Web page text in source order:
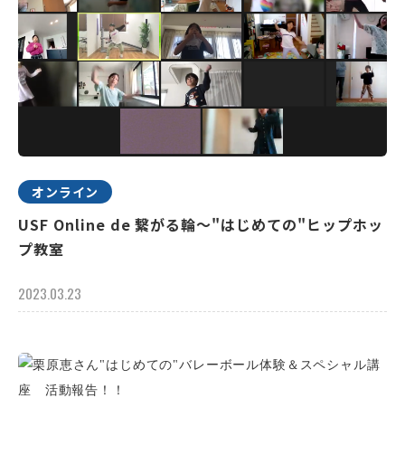
オンライン
USF Online de 繋がる輪～"はじめての"ヒップホッ
プ教室
2023.03.23